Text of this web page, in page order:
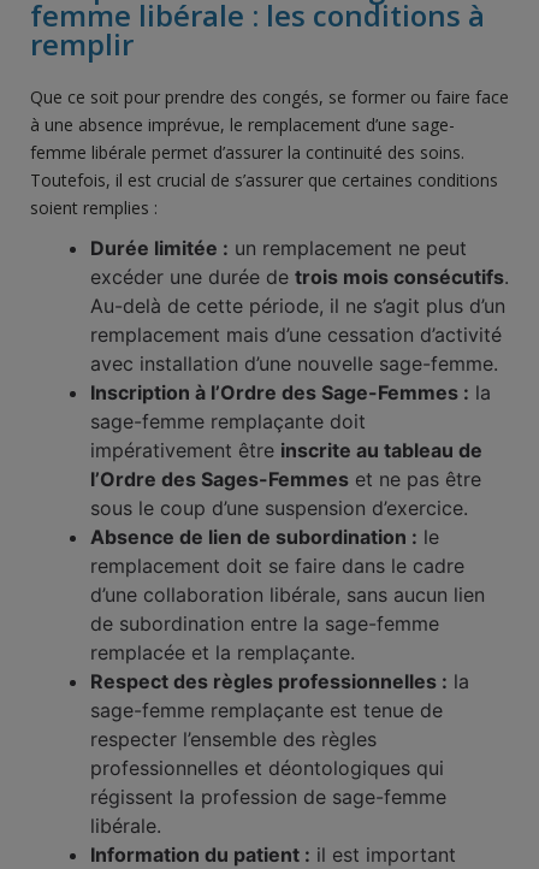
femme libérale : les conditions à
remplir
Que ce soit pour prendre des congés, se former ou faire face
à une absence imprévue, le remplacement d’une sage-
femme libérale permet d’assurer la continuité des soins.
Toutefois, il est crucial de s’assurer que certaines conditions
soient remplies :
Durée limitée : un remplacement ne peut
excéder une durée de trois mois consécutifs.
Au-delà de cette période, il ne s’agit plus d’un
remplacement mais d’une cessation d’activité
avec installation d’une nouvelle sage-femme.
Inscription à l’Ordre des Sage-Femmes : la
sage-femme remplaçante doit
impérativement être inscrite au tableau de
l’Ordre des Sages-Femmes et ne pas être
sous le coup d’une suspension d’exercice.
Absence de lien de subordination : le
remplacement doit se faire dans le cadre
d’une collaboration libérale, sans aucun lien
de subordination entre la sage-femme
remplacée et la remplaçante.
Respect des règles professionnelles : la
sage-femme remplaçante est tenue de
respecter l’ensemble des règles
professionnelles et déontologiques qui
régissent la profession de sage-femme
libérale.
Information du patient : il est important